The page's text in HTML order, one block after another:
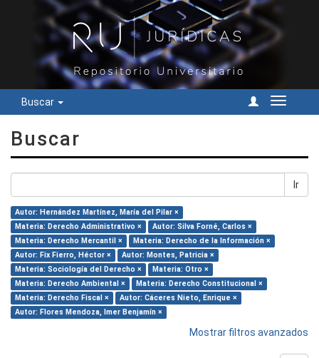
Buscar
Cambiar
Buscar
Ir
Autor: Hernández Martínez, María del Pilar ×
Materia: Derecho Administrativo ×
Autor: Silva Forné, Carlos ×
Materia: Derecho Mercantil ×
Materia: Derecho de la Información ×
Autor: Fix Fierro, Héctor ×
Autor: Montes, Patricia ×
Materia: Sociología del Derecho ×
Materia: Otro ×
Materia: Derecho Ambiental ×
Materia: Derecho Constitucional ×
Materia: Derecho Fiscal ×
Autor: Cáceres Nieto, Enrique ×
Autor: Flores Mendoza, Imer Benjamín ×
Mostrar filtros avanzados